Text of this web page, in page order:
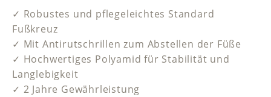
✓ Robustes und pflegeleichtes Standard
Fußkreuz
✓ Mit Antirutschrillen zum Abstellen der Füße
✓ Hochwertiges Polyamid für Stabilität und
Langlebigkeit
✓ 2 Jahre Gewährleistung